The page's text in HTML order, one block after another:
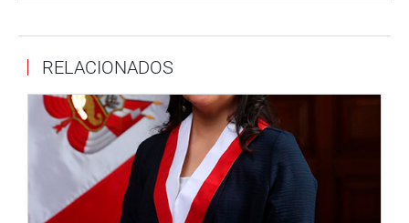
Posta Médica del distrito de La Cruz, en la provincia de
Tumbes, donde se pudo evidenciar las carencias de la
posta por la falta de infraestructura y mobiliario para la
atención entre otros.
La parlamentaria se reunió con el alcalde del distrito de
RELACIONADOS